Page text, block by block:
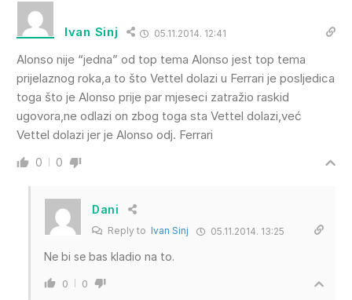
Ivan Sinj 05.11.2014. 12:41
Alonso nije “jedna” od top tema Alonso jest top tema
prijelaznog roka,a to što Vettel dolazi u Ferrari je posljedica
toga što je Alonso prije par mjeseci zatražio raskid
ugovora,ne odlazi on zbog toga sta Vettel dolazi,već
Vettel dolazi jer je Alonso odj. Ferrari
0 0
Dani
Reply to Ivan Sinj 05.11.2014. 13:25
Ne bi se bas kladio na to.
0 0